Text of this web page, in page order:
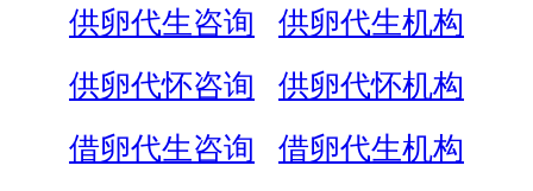
供卵代生咨询
供卵代生机构
供卵代怀咨询
供卵代怀机构
借卵代生咨询
借卵代生机构